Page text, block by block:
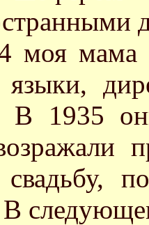
моя мама
языки,
1935
свадьбу,